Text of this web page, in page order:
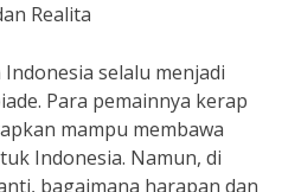
Realita
selalu menjadi
Para pemainnya kerap
mampu membawa
Indonesia. Namun, di
bagaimana harapan dan